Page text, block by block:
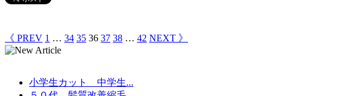
《 PREV 1 … 34 35 36 37 38 … 42 NEXT 》
小学生カット 中学生...